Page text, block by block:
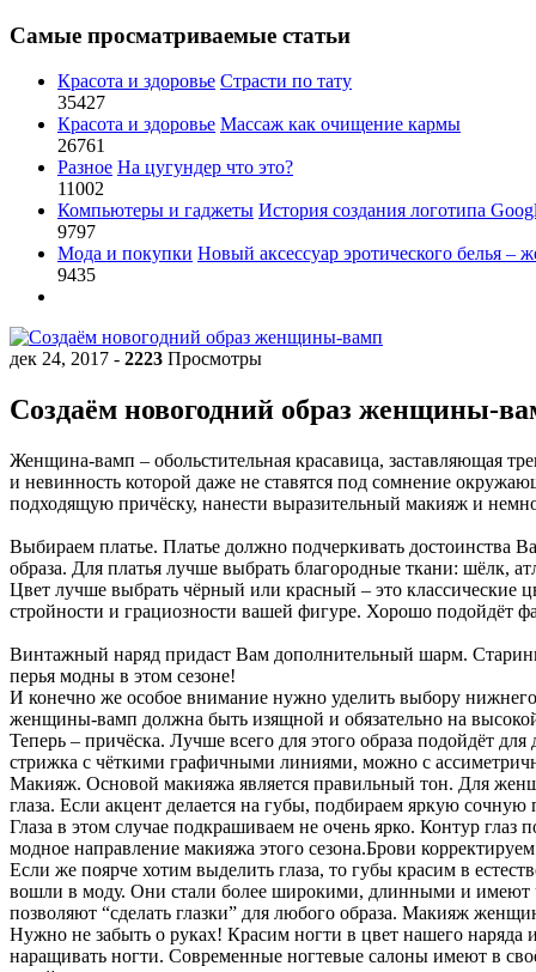
Самые просматриваемые статьи
Красота и здоровье Страсти по тату
35427
Красота и здоровье Массаж как очищение кармы
26761
Разное На цугундер что это?
11002
Компьютеры и гаджеты История создания логотипа
9797
Мода и покупки Новый аксессуар эротического белья –
9435
дек 24, 2017 - 2223 Просмотры
Создаём новогодний образ женщины-
Женщина-вамп – обольстительная красавица, заставляющая
и невинность которой даже не ставятся под сомнение
подходящую причёску, нанести выразительный макияж и
Выбираем платье. Платье должно подчеркивать достоинства
образа. Для платья лучше выбрать благородные ткани: шёлк,
Цвет лучше выбрать чёрный или красный – это классические
стройности и грациозности вашей фигуре. Хорошо подойдёт
Винтажный наряд придаст Вам дополнительный шарм.
перья модны в этом сезоне!
И конечно же особое внимание нужно уделить выбору нижнего
женщины-вамп должна быть изящной и обязательно на
Теперь – причёска. Лучше всего для этого образа подойдёт для
стрижка с чёткими графичными линиями, можно с
Макияж. Основой макияжа является правильный тон. Для
глаза. Если акцент делается на губы, подбираем яркую сочную
Глаза в этом случае подкрашиваем не очень ярко. Контур глаз
модное направление макияжа этого сезона.Брови корректируем
Если же поярче хотим выделить глаза, то губы красим в
вошли в моду. Они стали более широкими, длинными и имеют
позволяют “сделать глазки” для любого образа. Макияж
Нужно не забыть о руках! Красим ногти в цвет нашего наряда
наращивать ногти. Современные ногтевые салоны имеют в